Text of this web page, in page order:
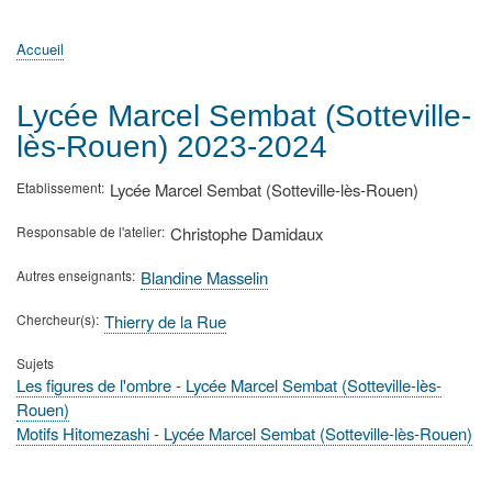
Accueil
ActualitésMATh.en.JEANS ?
Régions et Ateliers
Créer, gérer un atelier
Sujets/Publications
Congrès
d'Ariane
Accueil
Lycée Marcel Sembat (Sotteville-
lès-Rouen) 2023-2024
Etablissement Lycée Marcel Sembat (Sotteville-lès-Rouen)
Responsable de l'atelier Christophe Damidaux
Autres enseignants Blandine Masselin
Chercheur(s) Thierry de la Rue
Sujets
Les figures de l'ombre - Lycée Marcel Sembat (Sotteville-lès-
Rouen)
Motifs Hitomezashi - Lycée Marcel Sembat (Sotteville-lès-Rouen)